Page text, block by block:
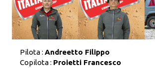
Pilota : Andreetto Filippo
Copilota : Proietti Francesco